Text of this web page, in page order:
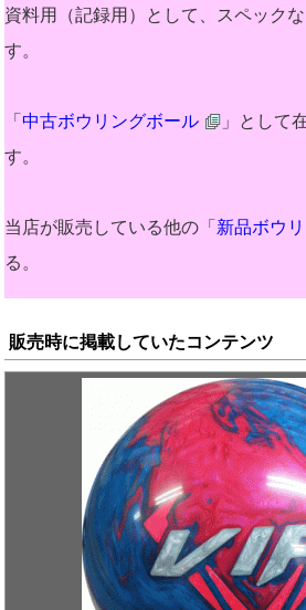
資料用（記録用）として、スペック
す。
「中古ボウリングボール
」として
す。
当店が販売している他の「 新品ボウ
る。
販売時に掲載していたコンテンツ